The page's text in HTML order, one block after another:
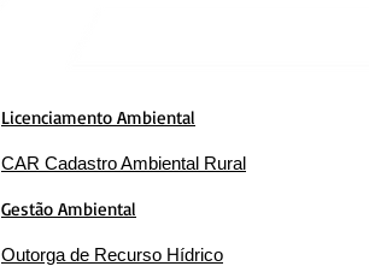
Licenciamento Ambiental
CAR Cadastro Ambiental Rural
Gestão Ambiental
Outorga de Recurso Hídrico